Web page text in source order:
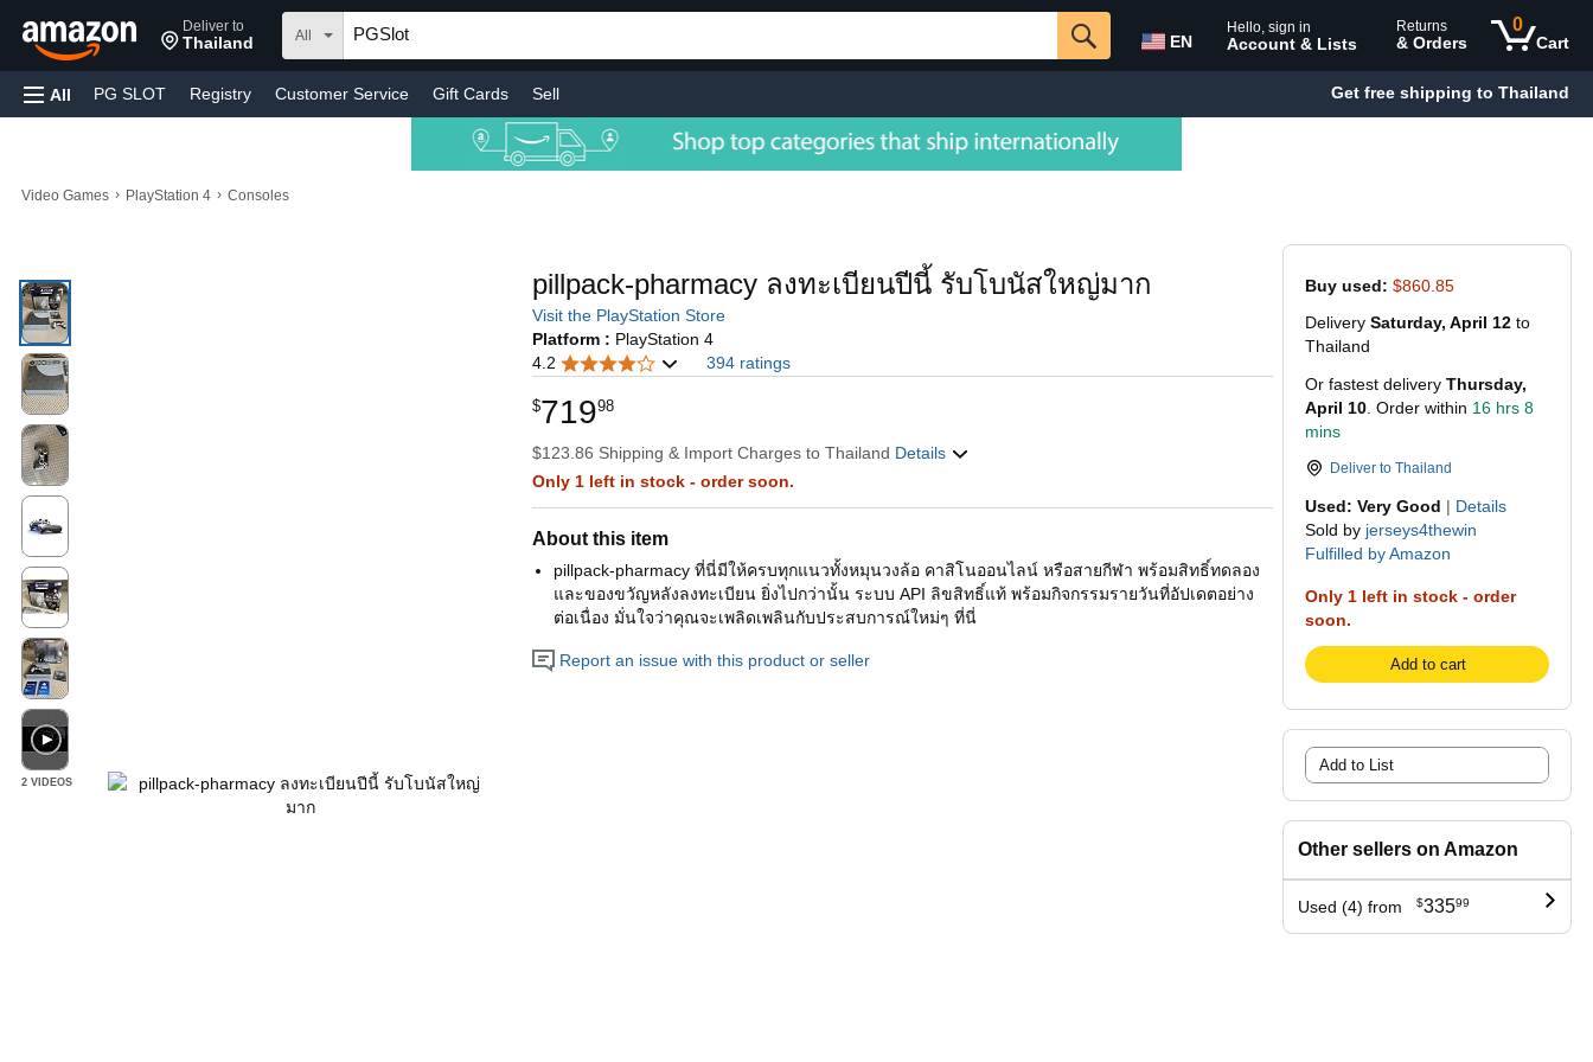
Deliver to
Thailand All EN
Hello, sign in
Account & Lists
Returns
& Orders
0
Cart
All PG SLOT Registry Customer Service Gift Cards Sell Get free shipping to Thailand
Video Games › PlayStation 4 › Consoles
Buy used: $860.85
Delivery Saturday, April 12 to
Thailand
Or fastest delivery Thursday,
April 10 . Order within 16 hrs 8
mins
Deliver to Thailand
Used: Very Good | Details
Sold by jerseys4thewin
Fulfilled by Amazon
Only 1 left in stock - order
soon.
Add to cart
Add to List
Other sellers on Amazon
Used (4) from $33599
2 VIDEOS
pillpack-pharmacy ลงทะเบียนปีนี้ รับโบนัสใหญ่มาก
Visit the PlayStation Store
Platform : PlayStation 4
4.2
394 ratings
$71998
$123.86 Shipping & Import Charges to Thailand Details
Only 1 left in stock - order soon.
About this item
pillpack-pharmacy ที่นี่มีให้ครบทุกแนวทั้งหมุนวงล้อ คาสิโนออนไลน์ หรือสายกีฬา พร้อมสิทธิ์ทดลอง
และของขวัญหลังลงทะเบียน ยิ่งไปกว่านั้น ระบบ API ลิขสิทธิ์แท้ พร้อมกิจกรรมรายวันที่อัปเดตอย่าง
ต่อเนื่อง มั่นใจว่าคุณจะเพลิดเพลินกับประสบการณ์ใหม่ๆ ที่นี่
Report an issue with this product or seller